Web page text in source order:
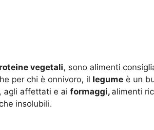
vegetali, sono alimenti
per chi è onnivoro, il legume è un
agli affettati e ai formaggi, alimenti
insolubili.